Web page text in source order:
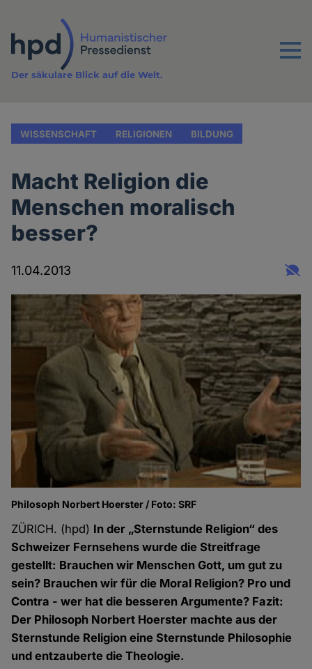
Inhalt
Menu
Der säkulare Blick auf die Welt.
WISSENSCHAFT RELIGIONEN BILDUNG
Macht Religion die
Menschen moralisch
besser?
11.04.2013
Philosoph Norbert Hoerster / Foto: SRF
ZÜRICH. (hpd) In der „Sternstunde Religion“ des
Schweizer Fernsehens wurde die Streitfrage
gestellt: Brauchen wir Menschen Gott, um gut zu
sein? Brauchen wir für die Moral Religion? Pro und
Contra - wer hat die besseren Argumente? Fazit:
Der Philosoph Norbert Hoerster machte aus der
Sternstunde Religion eine Sternstunde Philosophie
und entzauberte die Theologie.